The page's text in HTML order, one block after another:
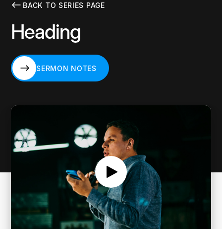
BACK TO SERIES PAGE
Heading
SERMON NOTES